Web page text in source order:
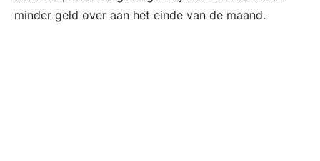
minder geld over aan het einde van de maand.